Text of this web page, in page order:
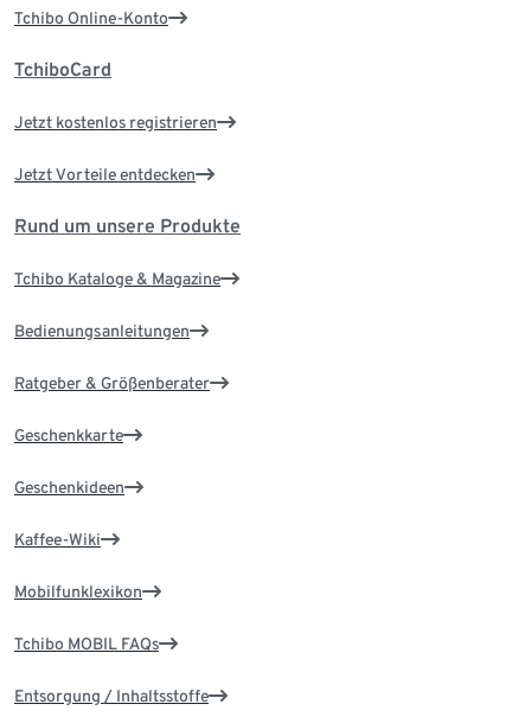
Tchibo Online-Konto
TchiboCard
Jetzt kostenlos registrieren
Jetzt Vorteile entdecken
Rund um unsere Produkte
Tchibo Kataloge & Magazine
Bedienungsanleitungen
Ratgeber & Größenberater
Geschenkkarte
Geschenkideen
Kaffee-Wiki
Mobilfunklexikon
Tchibo MOBIL FAQs
Entsorgung / Inhaltsstoffe